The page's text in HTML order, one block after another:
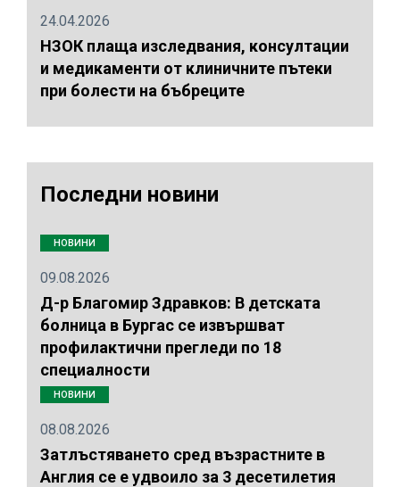
24.04.2026
НЗОК плаща изследвания, консултации
и медикаменти от клиничните пътеки
при болести на бъбреците
Последни новини
НОВИНИ
09.08.2026
Д-р Благомир Здравков: В детската
болница в Бургас се извършват
профилактични прегледи по 18
специалности
НОВИНИ
08.08.2026
Затлъстяването сред възрастните в
Англия се е удвоило за 3 десетилетия